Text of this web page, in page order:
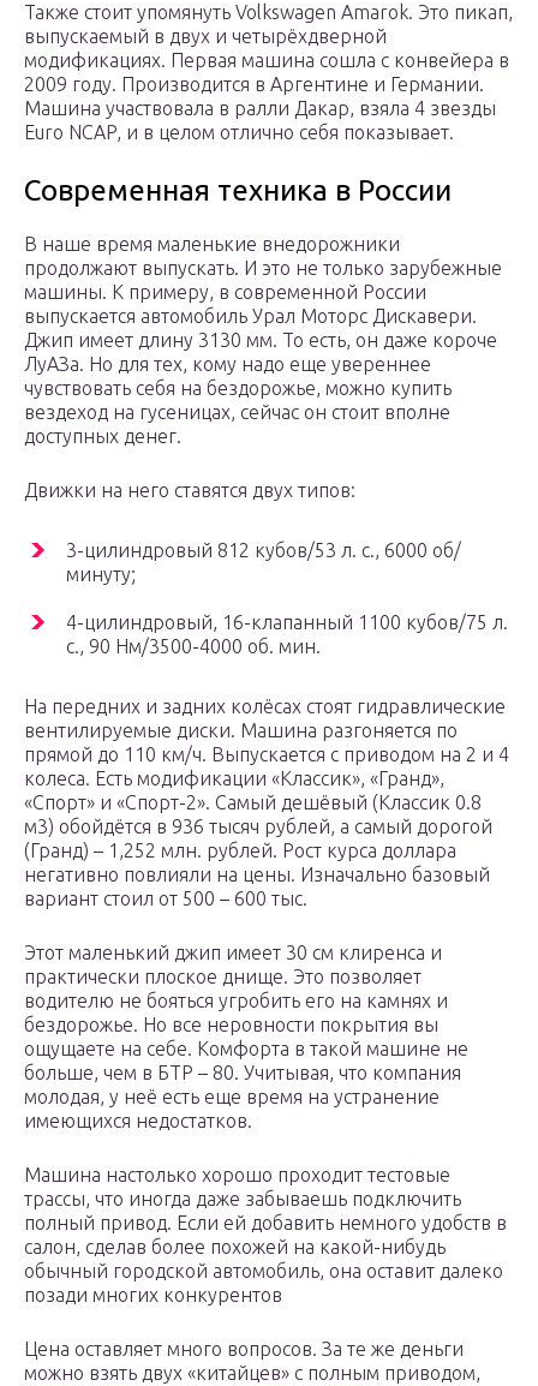
Также стоит упомянуть Volkswagen Amarok. Это пикап,
выпускаемый в двух и четырёхдверной
модификациях. Первая машина сошла с конвейера в
2009 году. Производится в Аргентине и Германии.
Машина участвовала в ралли Дакар, взяла 4 звезды
Euro NCAP, и в целом отлично себя показывает.
Современная техника в России
В наше время маленькие внедорожники
продолжают выпускать. И это не только зарубежные
машины. К примеру, в современной России
выпускается автомобиль Урал Моторс Дискавери.
Джип имеет длину 3130 мм. То есть, он даже короче
ЛуАЗа. Но для тех, кому надо еще увереннее
чувствовать себя на бездорожье, можно купить
вездеход на гусеницах, сейчас он стоит вполне
доступных денег.
Движки на него ставятся двух типов:
3-цилиндровый 812 кубов/53 л. с., 6000 об/
минуту;
4-цилиндровый, 16-клапанный 1100 кубов/75 л.
с., 90 Нм/3500-4000 об. мин.
На передних и задних колёсах стоят гидравлические
вентилируемые диски. Машина разгоняется по
прямой до 110 км/ч. Выпускается с приводом на 2 и 4
колеса. Есть модификации «Классик», «Гранд»,
«Спорт» и «Спорт-2». Самый дешёвый (Классик 0.8
м3) обойдётся в 936 тысяч рублей, а самый дорогой
(Гранд) – 1,252 млн. рублей. Рост курса доллара
негативно повлияли на цены. Изначально базовый
вариант стоил от 500 – 600 тыс.
Этот маленький джип имеет 30 см клиренса и
практически плоское днище. Это позволяет
водителю не бояться угробить его на камнях и
бездорожье. Но все неровности покрытия вы
ощущаете на себе. Комфорта в такой машине не
больше, чем в БТР – 80. Учитывая, что компания
молодая, у неё есть еще время на устранение
имеющихся недостатков.
Машина настолько хорошо проходит тестовые
трассы, что иногда даже забываешь подключить
полный привод. Если ей добавить немного удобств в
салон, сделав более похожей на какой-нибудь
обычный городской автомобиль, она оставит далеко
позади многих конкурентов
Цена оставляет много вопросов. За те же деньги
можно взять двух «китайцев» с полным приводом,